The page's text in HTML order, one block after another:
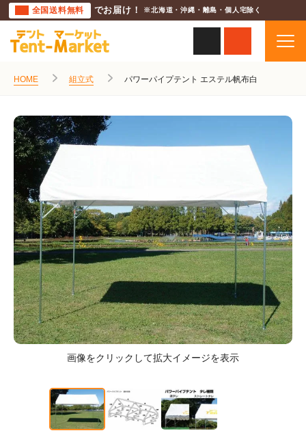
全国送料無料 でお届け！ ※北海道・沖縄・離島・個人宅除く
HOME 組立式 パワーパイプテント エステル帆布白